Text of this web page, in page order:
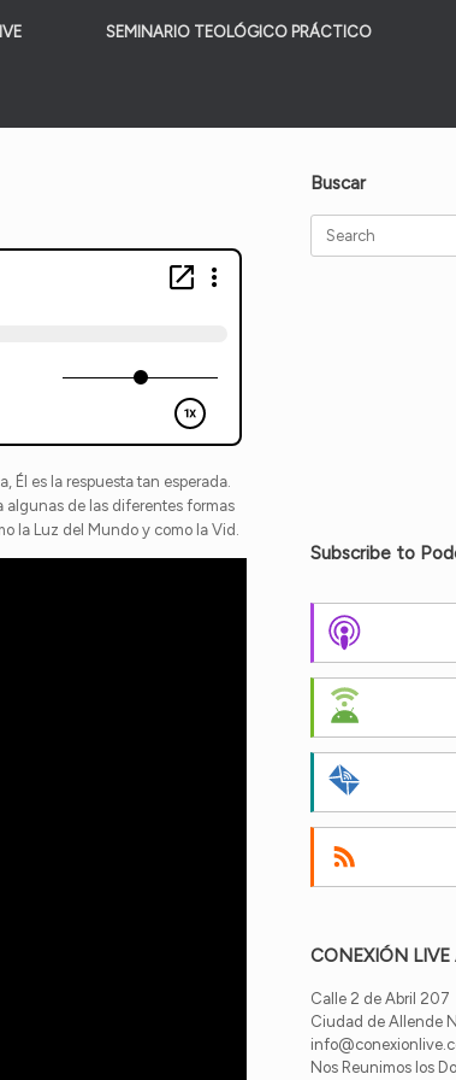
SEMINARIO TEOLÓGICO PRÁCTICO
Él es la respuesta tan esperada.
algunas de las diferentes formas
la Luz del Mundo y como la Vid.
Buscar
Search
Subscribe to
CONEXIÓN LIVE
Calle 2 de Abril 207
Ciudad de Allende
Nos Reunimos los